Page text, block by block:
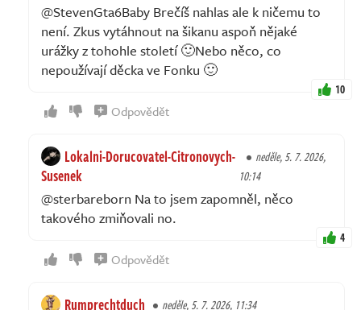
@StevenGta6Baby Brečíš nahlas ale k ničemu to
není. Zkus vytáhnout na šikanu aspoň nějaké
urážky z tohohle století 🙂Nebo něco, co
nepoužívají děcka ve Fonku 🙂
10
Odpovědět
Lokalni-Dorucovatel-Citronovych-
Susenek
neděle, 5. 7. 2026,
10:14
@sterbareborn Na to jsem zapomněl, něco
takového zmiňovali no.
4
Odpovědět
Rumprechtduch neděle, 5. 7. 2026, 11:34